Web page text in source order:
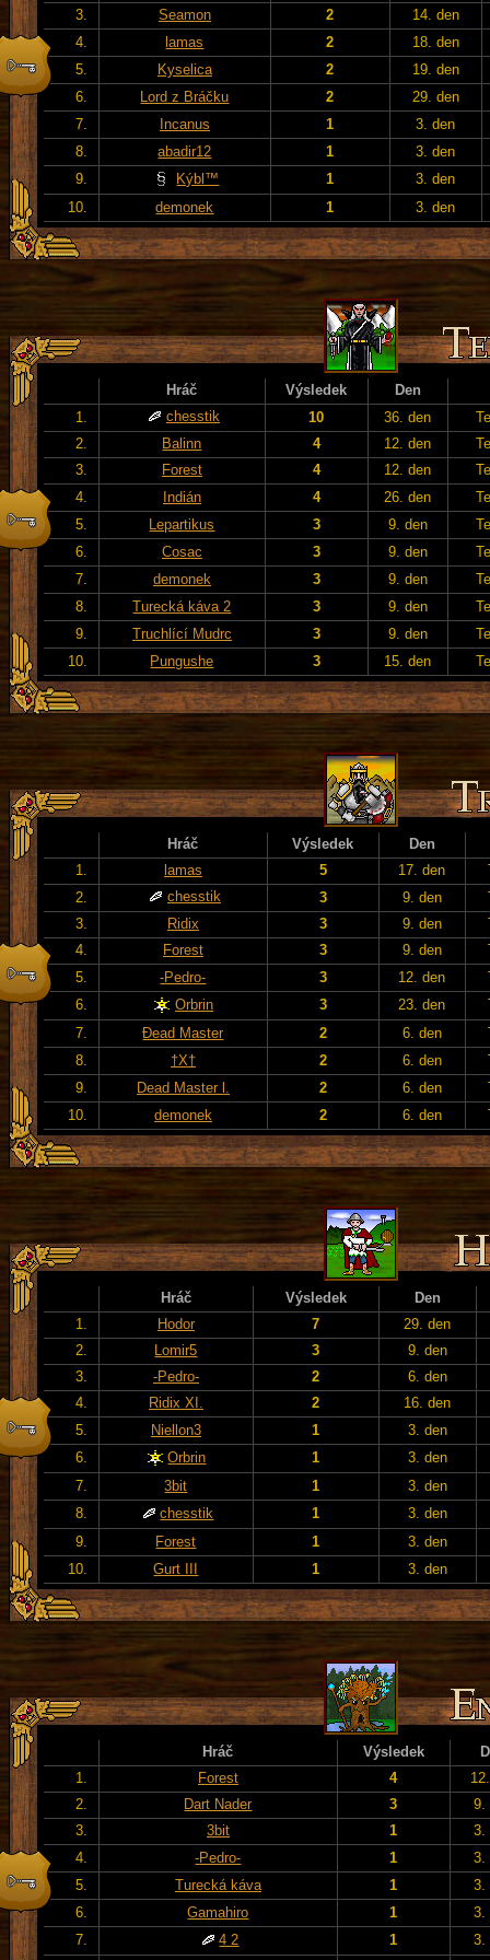
3. Seamon 2
14. den
4.
lamas 2
18. den
5.
Kyselica 2
19. den
6.
Lord z Bráčku 2
29. den
7.
Incanus 1
3. den
8.
abadir12 1
3. den
9.
Kýbl™ 1
3. den
10.
demonek 1 3. den
Hráč Výsledek
Den
1.
chesstik 10 36. den
2.
Balinn 4 12. den
3.
Forest 4 12. den
4.
Indián 4 26. den
5.
Lepartikus 3 9. den
6.
Cosac 3 9. den
7.
demonek 3 9. den
8.
Turecká káva 2 3 9. den
9.
Truchlící Mudrc 3 9. den
10.
Pungushe 3 15. den
Hráč Výsledek
Den
1.
lamas 5 17. den
2.
chesstik 3 9. den
3.
Ridix 3 9. den
4.
Forest 3 9. den
5.
-Pedro- 3 12. den
6.
Orbrin 3 23. den
7.
Đead Master 2 6. den
8.
†X† 2 6. den
9.
Dead Master l. 2 6. den
10.
demonek 2 6. den
Hráč Výsledek
Den
1.
Hodor 7
29. den
2.
Lomir5 3
9. den
3.
-Pedro- 2
6. den
4.
Ridix XI. 2
16. den
5.
Niellon3 1
3. den
6.
Orbrin 1
3. den
7.
3bit 1
3. den
8.
chesstik 1
3. den
9.
Forest 1
3. den
10.
Gurt III 1 3. den
Hráč Výsledek
1.
Forest 4
2.
Dart Nader 3
9.
3.
3bit 1
3.
4.
-Pedro- 1
3.
5.
Turecká káva 1
3.
6.
Gamahiro 1
3.
7.
4 2 1
3.